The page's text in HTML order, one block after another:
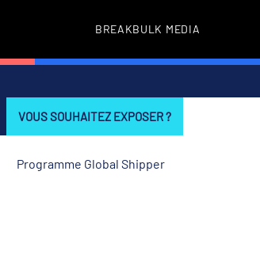
BREAKBULK MEDIA
VOUS SOUHAITEZ EXPOSER ?
Programme Global Shipper